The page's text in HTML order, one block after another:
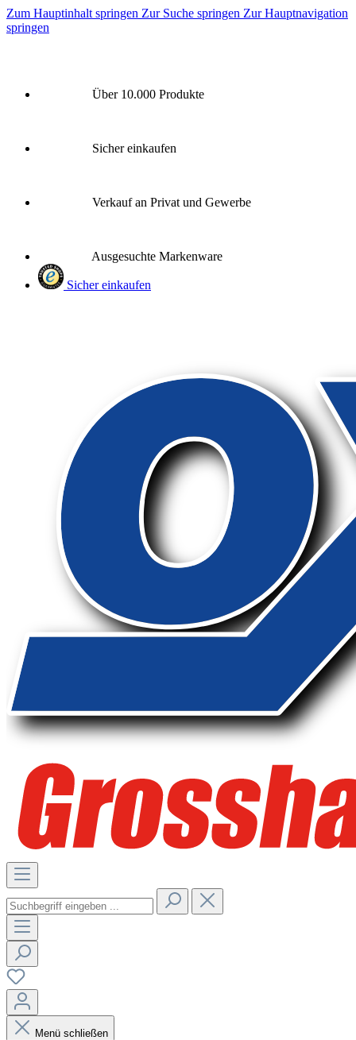
Zum Hauptinhalt springen Zur Suche springen Zur Hauptnavigation
springen
Über 10.000 Produkte
Sicher einkaufen
Verkauf an Privat und Gewerbe
Ausgesuchte Markenware
Sicher einkaufen
Menü schließen